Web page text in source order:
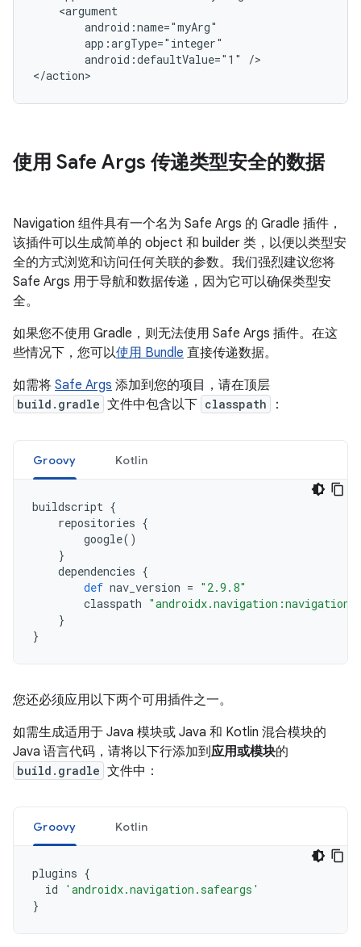
android:defaultValue="1"
/>
使用 Safe Args 传递类型安全的数据
Navigation 组件具有一个名为 Safe Args 的 Gradle 插件，
该插件可以生成简单的 object 和 builder 类，以便以类型安
全的方式浏览和访问任何关联的参数。我们强烈建议您将
Safe Args 用于导航和数据传递，因为它可以确保类型安
全。
如果您不使用 Gradle，则无法使用 Safe Args 插件。在这
些情况下，您可以使用 Bundle 直接传递数据。
如需将 Safe Args 添加到您的项目，请在顶层
build.gradle 文件中包含以下 classpath ：
Groovy Kotlin
buildscript {
repositories {
google()
}
dependencies {
def nav_version = "2.9.8"
classpath
}
}
您还必须应用以下两个可用插件之一。
如需生成适用于 Java 模块或 Java 和 Kotlin 混合模块的
Java 语言代码，请将以下行添加到应用或模块的
build.gradle 文件中：
Groovy Kotlin
plugins {
id
'androidx.navigation.safeargs'
}